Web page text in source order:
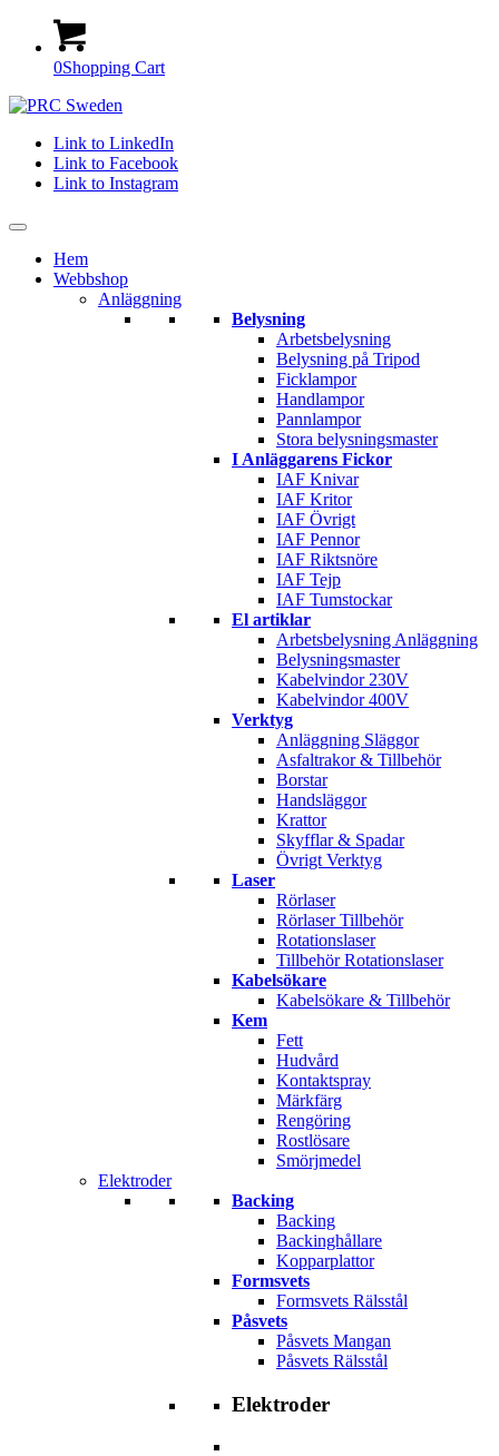
0Shopping Cart
Link to LinkedIn
Link to Facebook
Link to Instagram
Hem
Webbshop
Anläggning
Belysning
Arbetsbelysning
Belysning på Tripod
Ficklampor
Handlampor
Pannlampor
Stora belysningsmaster
I Anläggarens Fickor
IAF Knivar
IAF Kritor
IAF Övrigt
IAF Pennor
IAF Riktsnöre
IAF Tejp
IAF Tumstockar
El artiklar
Arbetsbelysning Anläggning
Belysningsmaster
Kabelvindor 230V
Kabelvindor 400V
Verktyg
Anläggning Släggor
Asfaltrakor & Tillbehör
Borstar
Handsläggor
Krattor
Skyfflar & Spadar
Övrigt Verktyg
Laser
Rörlaser
Rörlaser Tillbehör
Rotationslaser
Tillbehör Rotationslaser
Kabelsökare
Kabelsökare & Tillbehör
Kem
Fett
Hudvård
Kontaktspray
Märkfärg
Rengöring
Rostlösare
Smörjmedel
Elektroder
Backing
Backing
Backinghållare
Kopparplattor
Formsvets
Formsvets Rälsstål
Påsvets
Påsvets Mangan
Påsvets Rälsstål
Elektroder